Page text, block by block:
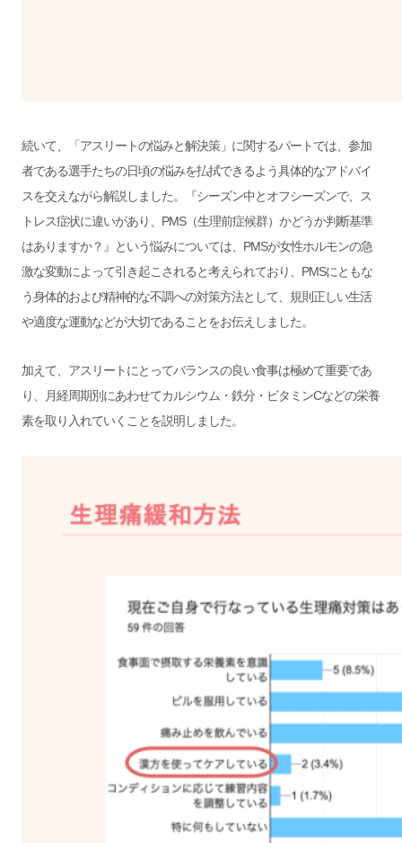
続いて、「アスリートの悩みと解決策」に関するパートでは、参加
者である選手たちの日頃の悩みを払拭できるよう具体的なアドバイ
スを交えながら解説しました。『シーズン中とオフシーズンで、ス
トレス症状に違いがあり、PMS（生理前症候群）かどうか判断基準
はありますか？』という悩みについては、PMSが女性ホルモンの急
激な変動によって引き起こされると考えられており、PMSにともな
う身体的および精神的な不調への対策方法として、規則正しい生活
や適度な運動などが大切であることをお伝えしました。
加えて、アスリートにとってバランスの良い食事は極めて重要であ
り、月経周期別にあわせてカルシウム・鉄分・ビタミンCなどの栄養
素を取り入れていくことを説明しました。